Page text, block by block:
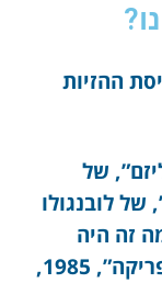
ההזיות
של
לובנגולו
זה היה
מהפנט (מתוך הסרט “זכרונות מאפריקה”, 1985,